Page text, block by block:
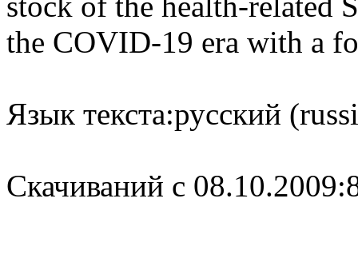
the COVID-19 era with a
Язык текста:русский
Cкачиваний с 08.10.2009: